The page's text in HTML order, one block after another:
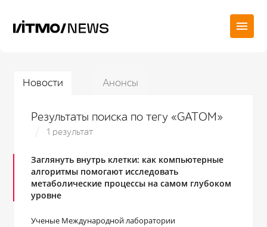
Новости Анонсы
Результаты поиска по тегу «GATOM»
1 результат
Заглянуть внутрь клетки: как компьютерные
алгоритмы помогают исследовать
метаболические процессы на самом глубоком
уровне
Ученые Международной лаборатории